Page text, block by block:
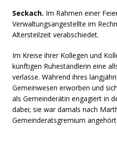
Seckach. Im Rahmen einer
Verwaltungsangestellte im
Altersteilzeit verabschiedet.
Im Kreise ihrer Kollegen und
künftigen Ruheständlerin eine
verlasse. Während ihres
Gemeinwesen erworben und
als Gemeinderätin engagiert in
dabei; sie war damals nach
Gemeinderatsgremium